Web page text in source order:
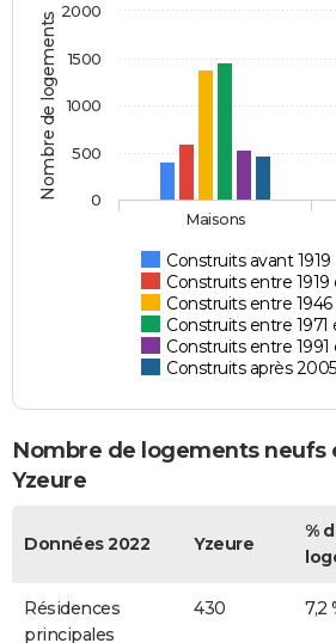
Nombre de logements
Construits avant 1919
Construits entre 1919
Construits entre
Construits entre 1971
Construits entre
Construits après 2005
Maisons
0
500
1000
1500
2000
Nombre de logements neufs
Yzeure
Données 2022 Yzeure
%
Résidences
principales
430 7,2